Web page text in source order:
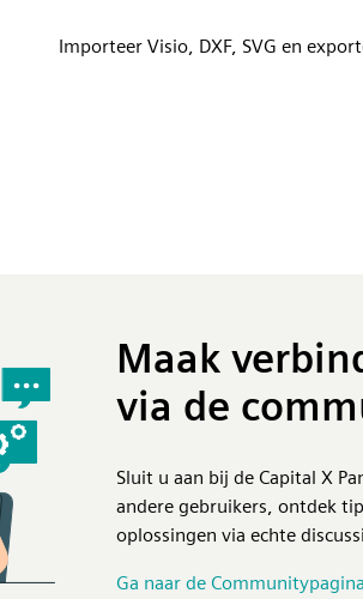
Importeer Visio, DXF, SVG en
Maak
via de
Sluit u aan bij de Capital X
andere gebruikers, ontdek
oplossingen via echte
Ga naar de